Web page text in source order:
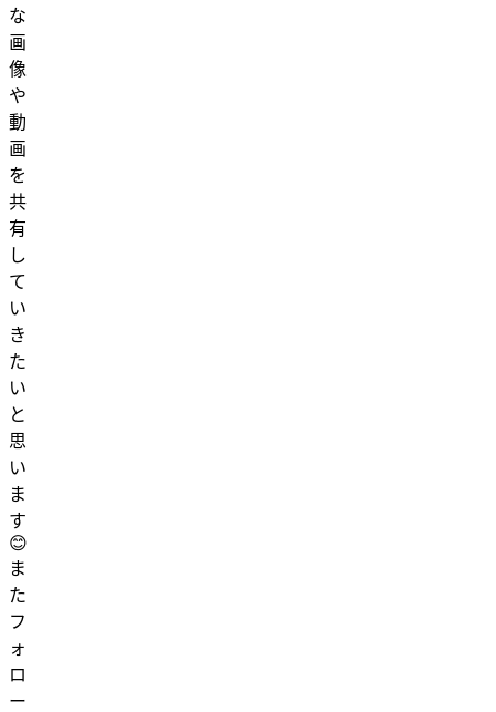
な
画
像
や
動
画
を
共
有
し
て
い
き
た
い
と
思
い
ま
す
😊
ま
た
フ
ォ
ロ
ー